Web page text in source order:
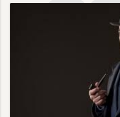
Remzi